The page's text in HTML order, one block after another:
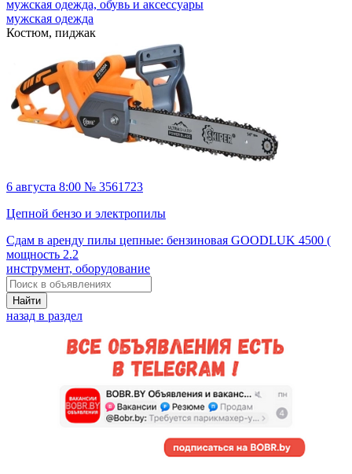
мужская одежда, обувь и аксессуары
мужская одежда
Костюм, пиджак
6 августа 8:00 № 3561723
Цепной бензо и электропилы
Сдам в аренду пилы цепные: бензиновая GOODLUK 4500 (
мощность 2.2
инструмент, оборудование
Найти
назад в раздел